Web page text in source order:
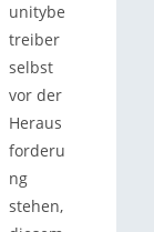
unitybe
treiber
selbst
vor der
Heraus
forderu
ng
stehen,